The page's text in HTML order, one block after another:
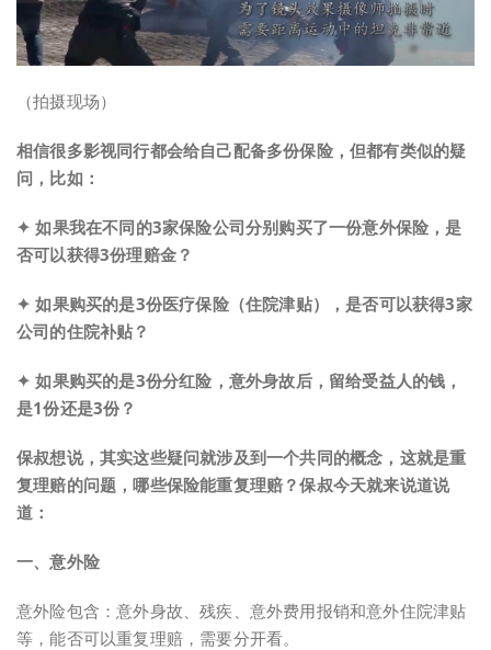
（拍摄现场）
相信很多影视同行都会给自己配备多份保险，但都有类似的疑
问，比如：
✦ 如果我在不同的3家保险公司分别购买了一份意外保险，是
否可以获得3份理赔金？
✦ 如果购买的是3份医疗保险（住院津贴），是否可以获得3家
公司的住院补贴？
✦ 如果购买的是3份分红险，意外身故后，留给受益人的钱，
是1份还是3份？
保叔想说，其实这些疑问就涉及到一个共同的概念，这就是重
复理赔的问题，哪些保险能重复理赔？保叔今天就来说道说
道：
一、意外险
意外险包含：意外身故、残疾、意外费用报销和意外住院津贴
等，能否可以重复理赔，需要分开看。